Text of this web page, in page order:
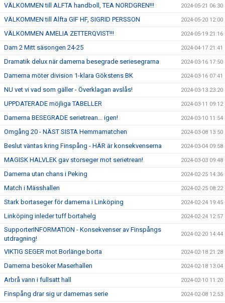
VÄLKOMMEN till ALFTA handboll, TEA NORDGREN!!! 2024-05-21 06:30
VÄLKOMMEN till Alfta GIF HF, SIGRID PERSSON 2024-05-20 12:00
VÄLKOMMEN AMELIA ZETTERQVIST!!! 2024-05-19 21:16
Dam 2 Mitt säsongen 24-25 2024-04-17 21:41
Dramatik delux när damerna besegrade seriesegrarna 2024-03-16 17:50
Damerna möter division 1-klara Gökstens BK 2024-03-16 07:41
NU vet vi vad som gäller - Överklagan avslås! 2024-03-13 23:20
UPPDATERADE möjliga TABELLER 2024-03-11 09:12
Damerna BESEGRADE serietrean... igen! 2024-03-10 11:54
Omgång 20 - NÄST SISTA Hemmamatchen 2024-03-08 13:50
Beslut väntas kring Finspång - HÄR är konsekvenserna 2024-03-04 09:58
MAGISK HALVLEK gav storseger mot serietrean! 2024-03-03 09:48
Damerna utan chans i Peking 2024-02-25 14:36
Match i Mässhallen 2024-02-25 08:22
Stark bortaseger för damerna i Linköping 2024-02-24 19:45
Linköping inleder tuff bortahelg 2024-02-24 12:57
SupporterINFORMATION - Konsekvenser av Finspångs
utdragning!
2024-02-20 14:44
VIKTIG SEGER mot Borlänge borta 2024-02-18 21:28
Damerna besöker Maserhallen 2024-02-18 13:04
Arbrå vann i fullsatt hall 2024-02-10 11:20
Finspång drar sig ur damernas serie 2024-02-08 12:53